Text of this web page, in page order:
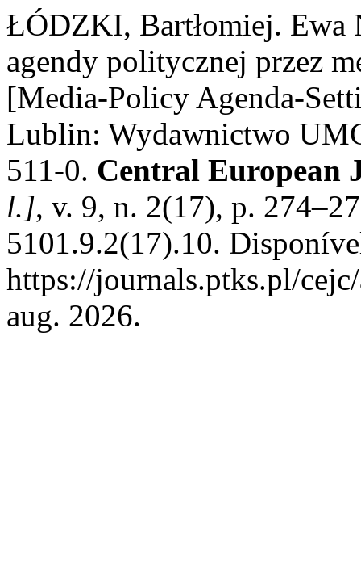
ŁÓDZKI, Bartłomiej. Ewa
agendy politycznej przez
[Media-Policy Agenda-
Lublin: Wydawnictwo
511-0. Central European
l.], v. 9, n. 2(17), p.
5101.9.2(17).10.
https://journals.ptks.pl/
aug. 2026.